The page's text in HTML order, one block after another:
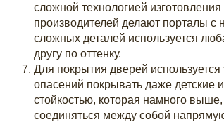
сложной технологией
производителей делают порталы с
сложных деталей используется
другу по оттенку.
Для покрытия дверей
опасений покрывать даже детские
стойкостью, которая намного
соединяться между собой